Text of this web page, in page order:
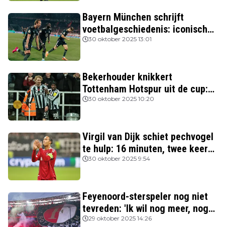
Bayern München schrijft
voetbalgeschiedenis: iconische
Nederlanders verslagen
30 oktober 2025 13:01
Bekerhouder knikkert
Tottenham Hotspur uit de cup:
drie van de vier topclubs nog in
30 oktober 2025 10:20
Virgil van Dijk schiet pechvogel
te hulp: 16 minuten, twee keer
rood
30 oktober 2025 9:54
Feyenoord-sterspeler nog niet
tevreden: 'Ik wil nog meer, nog
beter spelen'
29 oktober 2025 14:26